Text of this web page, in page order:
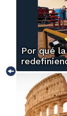
Por qué